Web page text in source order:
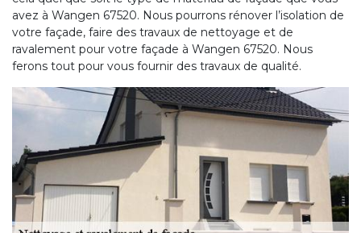
avez à Wangen 67520. Nous pourrons rénover l’isolation de
votre façade, faire des travaux de nettoyage et de
ravalement pour votre façade à Wangen 67520. Nous
ferons tout pour vous fournir des travaux de qualité.